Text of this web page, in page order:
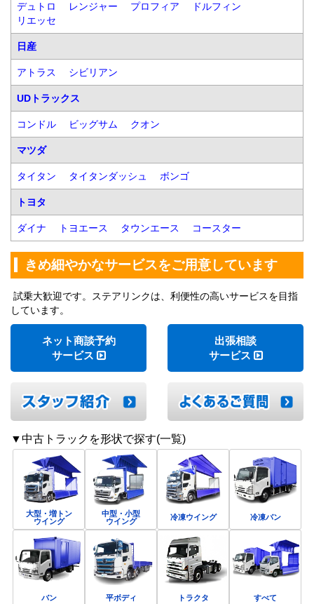
デュトロ レンジャー プロフィア
ドルフィン
リエッセ
日産
アトラス シビリアン
UDトラックス
コンドル ビッグサム クオン
マツダ
タイタン タイタンダッシュ ボンゴ
トヨタ
ダイナ トヨエース タウンエース コースター
きめ細やかなサービスをご用意しています
試乗大歓迎です。ステアリンクは、利便性の高いサービスを目指
しています。
ネット商談予約
サービス
出張相談
サービス
▼中古トラックを形状で探す(一覧)
大型・増トン
ウイング
中型・小型
ウイング
冷凍ウイング 冷凍バン
バン 平ボディ トラクタ すべて